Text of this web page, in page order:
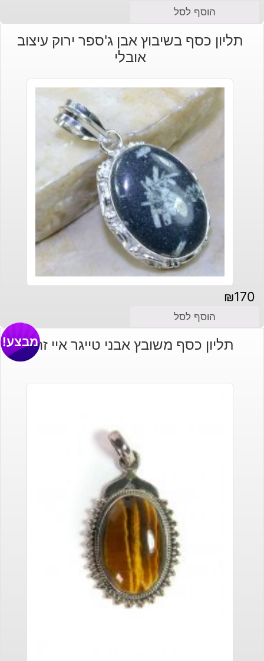
הוסף לסל
תליון כסף בשיבוץ אבן ג'ספר ירוק עיצוב
אובלי
₪170
הוסף לסל
תליון כסף משובץ אבני טייגר איי זהבמבצע!